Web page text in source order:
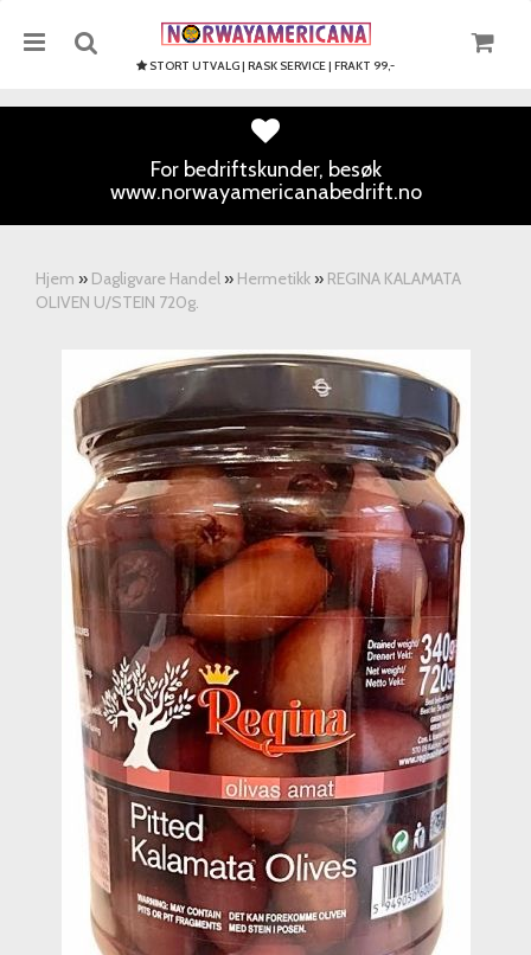
STORT UTVALG | RASK SERVICE | FRAKT 99,-
For bedriftskunder, besøk
www.norwayamericanabedrift.no
Hjem » Dagligvare Handel » Hermetikk » REGINA KALAMATA
OLIVEN U/STEIN 720g.